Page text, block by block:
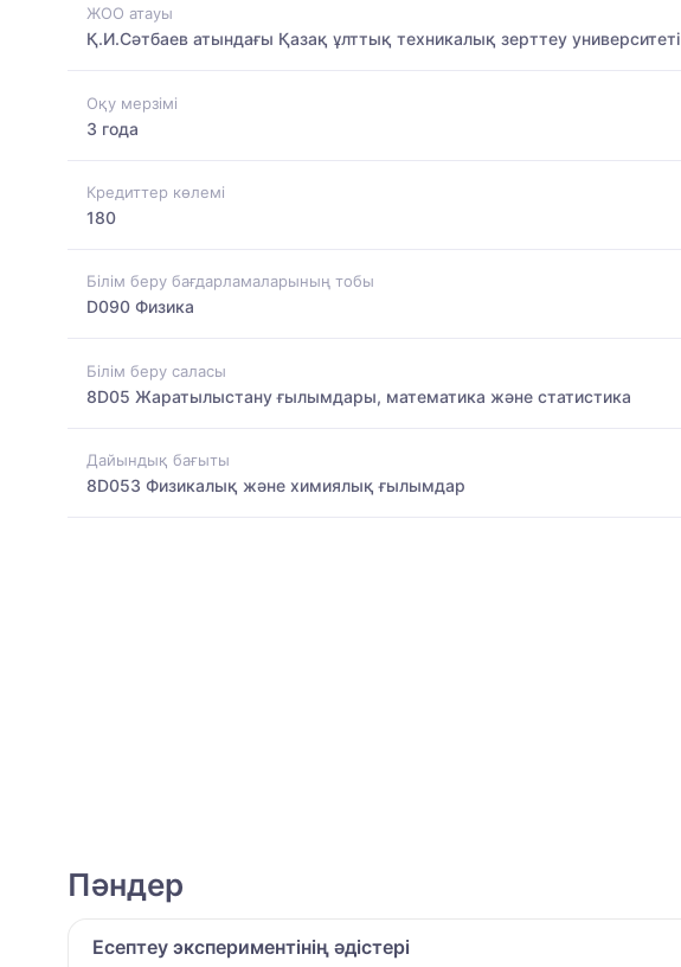
ЖОО атауы
Қ.И.Сәтбаев атындағы Қазақ ұлттық техникалық зерттеу университеті
Оқу мерзімі
3 года
Кредиттер көлемі
180
Білім беру бағдарламаларының тобы
D090 Физика
Білім беру саласы
8D05 Жаратылыстану ғылымдары, математика және статистика
Дайындық бағыты
8D053 Физикалық және химиялық ғылымдар
Пәндер
Есептеу экспериментінің әдістері